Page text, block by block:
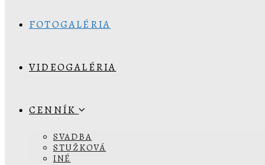
FOTOGALÉRIA
VIDEOGALÉRIA
CENNÍK
SVADBA
STUŽKOVÁ
INÉ